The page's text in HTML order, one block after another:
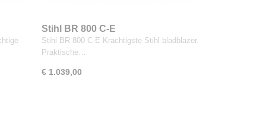
Stihl BR 800 C-E
Stihl BR 800 C-E Krachtigste Stihl bladblazer.
Praktische…
€ 1.039,00